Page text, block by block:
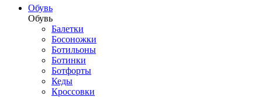
Обувь
Обувь
Балетки
Босоножки
Ботильоны
Ботинки
Ботфорты
Кеды
Кроссовки